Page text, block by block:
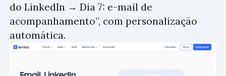
do LinkedIn → Dia 7: e-mail de
acompanhamento”, com personalização
automática.